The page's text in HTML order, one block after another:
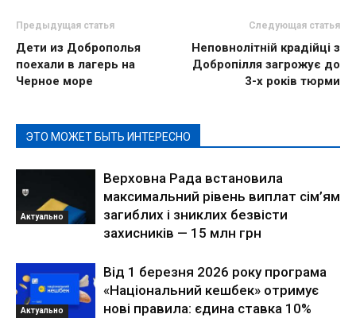
Предыдущая статья
Дети из Доброполья
поехали в лагерь на
Черное море
Следующая статья
Неповнолітній крадійці з
Добропілля загрожує до
3-х років тюрми
ЭТО МОЖЕТ БЫТЬ ИНТЕРЕСНО
Актуально
Верховна Рада встановила
максимальний рівень виплат сім’ям
загиблих і зниклих безвісти
захисників — 15 млн грн
Актуально
Від 1 березня 2026 року програма
«Національний кешбек» отримує
нові правила: єдина ставка 10%